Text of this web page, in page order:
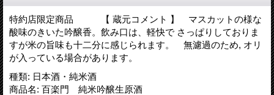
特約店限定商品 【 蔵元コメント 】 マスカットの様な
酸味のきいた吟醸香。飲み口は、軽快で さっぱりしておりま
すが米の旨味も十二分に感じられます。 無濾過のため, オリ
が入っている場合があります。
種類: 日本酒・純米酒
商品名: 百楽門 純米吟醸生原酒